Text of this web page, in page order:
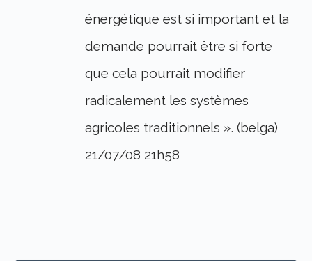
énergétique est si important et la
demande pourrait être si forte
que cela pourrait modifier
radicalement les systèmes
agricoles traditionnels ». (belga)
21/07/08 21h58